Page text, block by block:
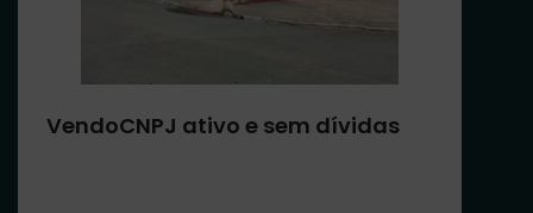
VendoCNPJ ativo e sem dívidas